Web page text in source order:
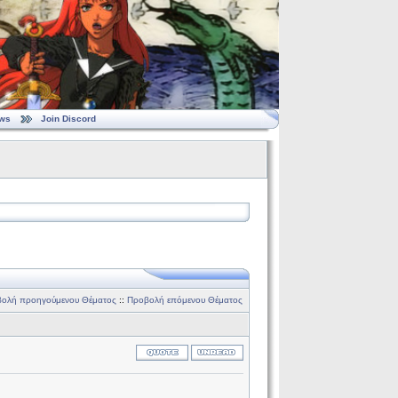
Join Discord
προηγούμενου Θέματος :: Προβολή επόμενου Θέματος